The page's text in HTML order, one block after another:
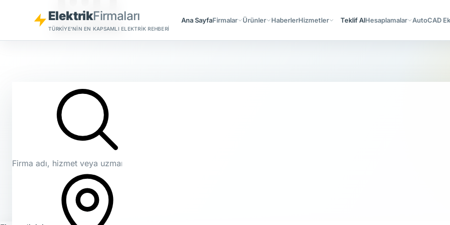
ElektrikFirmaları
TÜRKIYE'NIN EN KAPSAMLI ELEKTRIK REHBERI
Ana SayfaFirmalar Ürünler HaberlerHizmetler Teklif AlHesaplamalar AutoCAD